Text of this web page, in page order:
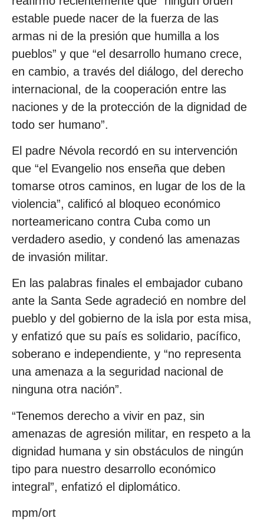
estable puede nacer de la fuerza de las
armas ni de la presión que humilla a los
pueblos” y que “el desarrollo humano crece,
en cambio, a través del diálogo, del derecho
internacional, de la cooperación entre las
naciones y de la protección de la dignidad de
todo ser humano”.
El padre Névola recordó en su intervención
que “el Evangelio nos enseña que deben
tomarse otros caminos, en lugar de los de la
violencia”, calificó al bloqueo económico
norteamericano contra Cuba como un
verdadero asedio, y condenó las amenazas
de invasión militar.
En las palabras finales el embajador cubano
ante la Santa Sede agradeció en nombre del
pueblo y del gobierno de la isla por esta misa,
y enfatizó que su país es solidario, pacífico,
soberano e independiente, y “no representa
una amenaza a la seguridad nacional de
ninguna otra nación”.
“Tenemos derecho a vivir en paz, sin
amenazas de agresión militar, en respeto a la
dignidad humana y sin obstáculos de ningún
tipo para nuestro desarrollo económico
integral”, enfatizó el diplomático.
mpm/ort